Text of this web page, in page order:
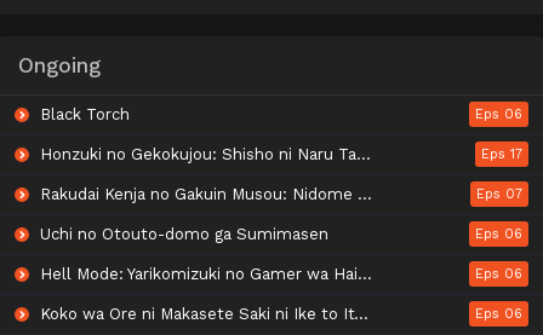
Ongoing
Black Torch Eps 06
Honzuki no Gekokujou: Shisho ni Naru Tame ni wa Shudan wo Erandeiraremasen - Ryoushu no Youjo Eps 17
Rakudai Kenja no Gakuin Musou: Nidome no Tensei, S-Rank Cheat Majutsushi Boukenroku Eps 07
Uchi no Otouto-domo ga Sumimasen Eps 06
Hell Mode: Yarikomizuki no Gamer wa Hai Settei no Isekai de Musou suru 2nd Season Eps 06
Koko wa Ore ni Makasete Saki ni Ike to Itte kara 10-nen ga Tattara Densetsu ni Natteita. Eps 06